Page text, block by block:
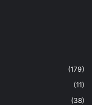
(179)
(11)
(38)